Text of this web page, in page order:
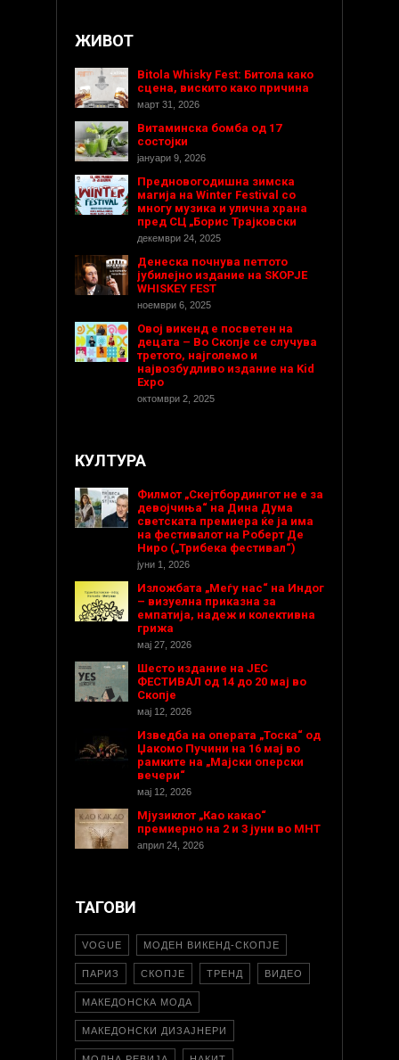
ЖИВОТ
Bitola Whisky Fest: Битола како
сцена, вискито како причина
март 31, 2026
Витаминска бомба од 17
состојки
јануари 9, 2026
Предновогодишнa зимска
магија на Winter Festival со
многу музика и улична храна
пред СЦ „Борис Трајковски
декември 24, 2025
Денеска почнува петтото
јубилејно издание на SKOPJE
WHISKEY FEST
ноември 6, 2025
Овој викенд е посветен на
децата – Во Скопје се случува
третото, најголемо и
највозбудливо издание на Kid
Expo
октомври 2, 2025
КУЛТУРА
Филмот „Скејтбордингот не е за
девојчиња“ на Дина Дума
светската премиера ќе ја има
на фестивалот на Роберт Де
Ниро („Трибека фестивал“)
јуни 1, 2026
Изложбата „Меѓу нас“ на Индог
– визуелна приказна за
емпатија, надеж и колективна
грижа
мај 27, 2026
Шесто издание на ЈЕС
ФЕСТИВАЛ од 14 до 20 мај во
Скопје
мај 12, 2026
Изведба на операта „Тоска“ од
Џакомо Пучини на 16 мај во
рамките на „Мајски оперски
вечери“
мај 12, 2026
Мјузиклот „Као какао“
премиерно на 2 и 3 јуни во МНТ
април 24, 2026
ТАГОВИ
VOGUE МОДЕН ВИКЕНД-СКОПЈЕ
ПАРИЗ СКОПЈЕ ТРЕНД ВИДЕО
МАКЕДОНСКА МОДА
МАКЕДОНСКИ ДИЗАЈНЕРИ